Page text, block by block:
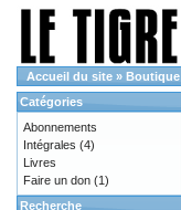
Accueil du site » Boutique
Catégories
Abonnements
Intégrales (4)
Livres
Faire un don (1)
Recherche